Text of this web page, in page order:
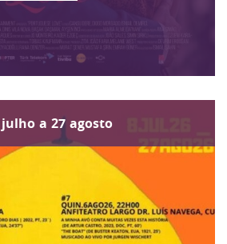
julho a 27 agosto